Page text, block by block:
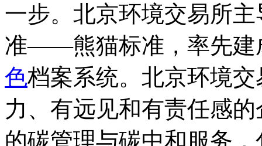
一步。北京环境交易所
准——熊猫标准，率先建
色档案系统。北京环境
力、有远见和有责任感
的碳管理与碳中和服务，